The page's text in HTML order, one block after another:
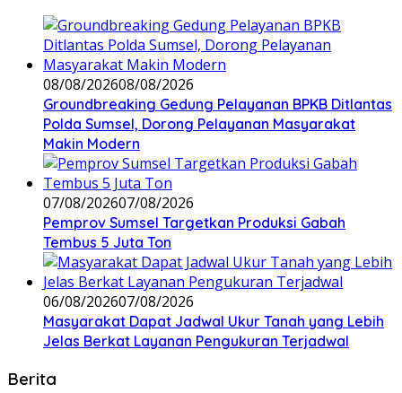
08/08/202608/08/2026
Groundbreaking Gedung Pelayanan BPKB Ditlantas
Polda Sumsel, Dorong Pelayanan Masyarakat
Makin Modern
07/08/202607/08/2026
Pemprov Sumsel Targetkan Produksi Gabah
Tembus 5 Juta Ton
06/08/202607/08/2026
Masyarakat Dapat Jadwal Ukur Tanah yang Lebih
Jelas Berkat Layanan Pengukuran Terjadwal
Berita